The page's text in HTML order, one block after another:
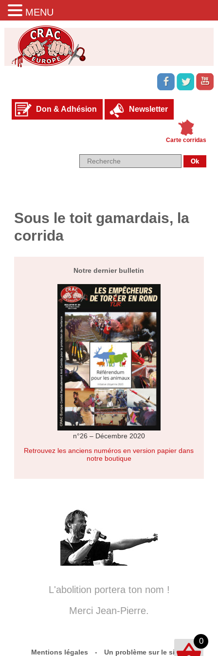
Don & Adhésion Newsletter
Carte corridas
Sous le toit gamardais, la
corrida
Notre dernier bulletin
n°26 – Décembre 2020
Retrouvez les anciens numéros en version papier dans
notre boutique
L'abolition portera ton nom !
Merci Jean-Pierre.
Mentions légales - Un problème sur le site ?
0
MENU